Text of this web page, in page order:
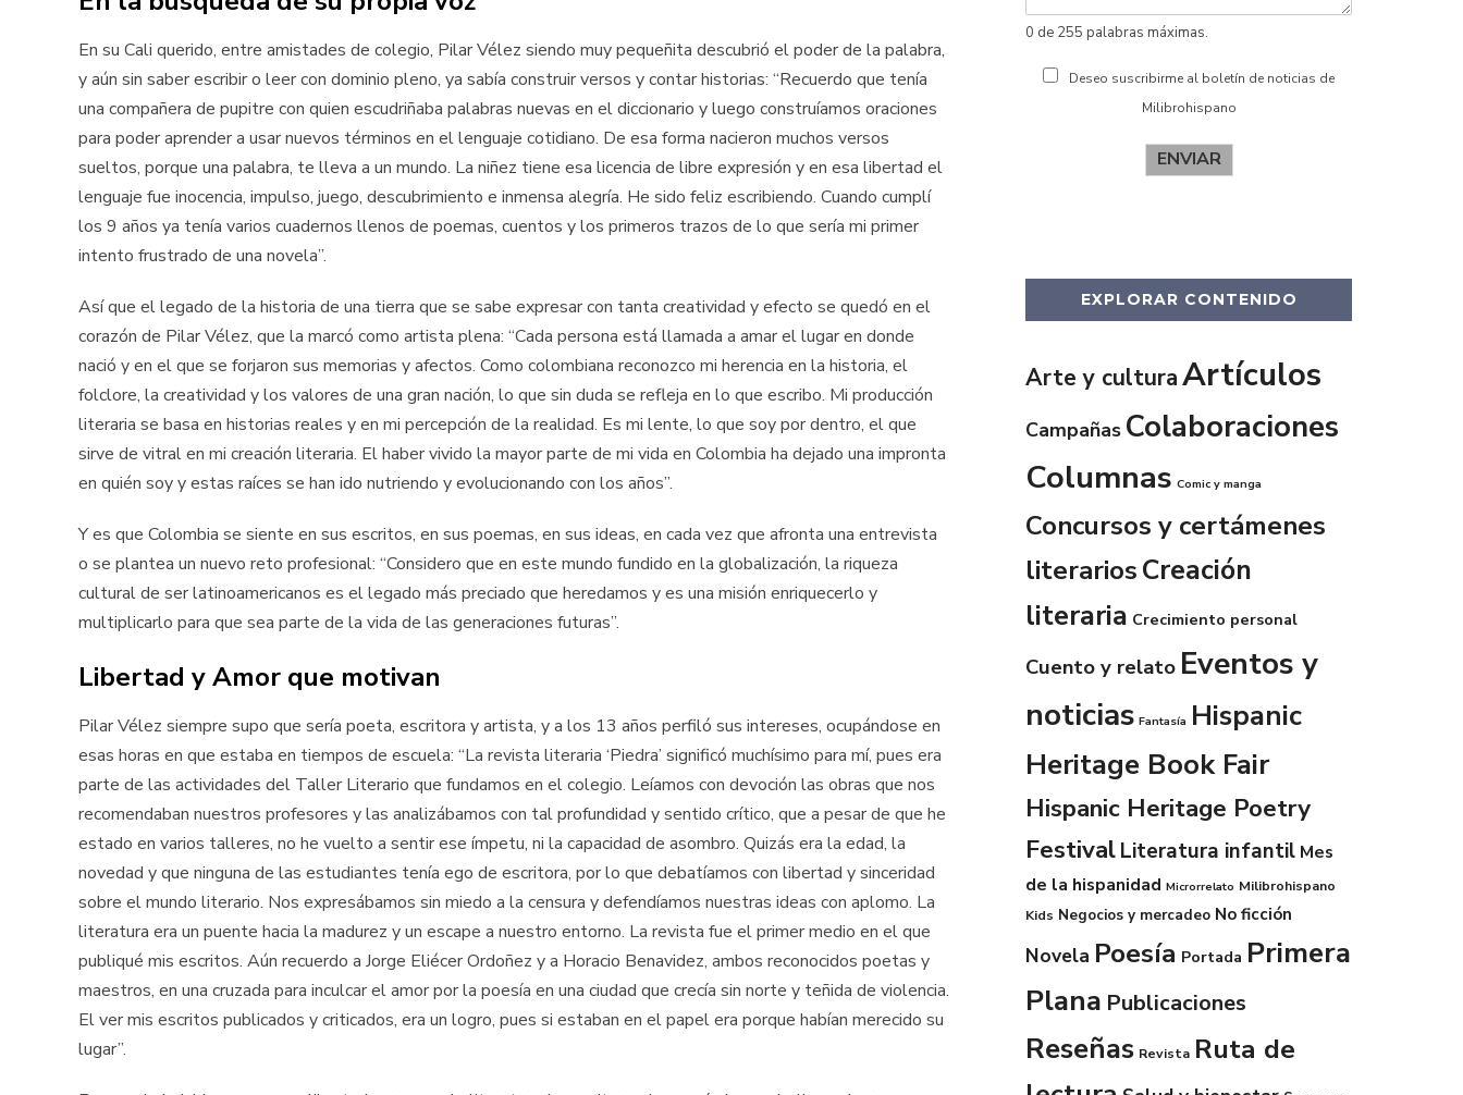
En su Cali querido, entre amistades de colegio, Pilar Vélez siendo muy pequeñita descubrió el poder de la palabra,
y aún sin saber escribir o leer con dominio pleno, ya sabía construir versos y contar historias: “Recuerdo que tenía
una compañera de pupitre con quien escudriñaba palabras nuevas en el diccionario y luego construíamos oraciones
para poder aprender a usar nuevos términos en el lenguaje cotidiano. De esa forma nacieron muchos versos
sueltos, porque una palabra, te lleva a un mundo. La niñez tiene esa licencia de libre expresión y en esa libertad el
lenguaje fue inocencia, impulso, juego, descubrimiento e inmensa alegría. He sido feliz escribiendo. Cuando cumplí
los 9 años ya tenía varios cuadernos llenos de poemas, cuentos y los primeros trazos de lo que sería mi primer
intento frustrado de una novela”.
Así que el legado de la historia de una tierra que se sabe expresar con tanta creatividad y efecto se quedó en el
corazón de Pilar Vélez, que la marcó como artista plena: “Cada persona está llamada a amar el lugar en donde
nació y en el que se forjaron sus memorias y afectos. Como colombiana reconozco mi herencia en la historia, el
folclore, la creatividad y los valores de una gran nación, lo que sin duda se refleja en lo que escribo. Mi producción
literaria se basa en historias reales y en mi percepción de la realidad. Es mi lente, lo que soy por dentro, el que
sirve de vitral en mi creación literaria. El haber vivido la mayor parte de mi vida en Colombia ha dejado una impronta
en quién soy y estas raíces se han ido nutriendo y evolucionando con los años”.
Y es que Colombia se siente en sus escritos, en sus poemas, en sus ideas, en cada vez que afronta una entrevista
o se plantea un nuevo reto profesional: “Considero que en este mundo fundido en la globalización, la riqueza
cultural de ser latinoamericanos es el legado más preciado que heredamos y es una misión enriquecerlo y
multiplicarlo para que sea parte de la vida de las generaciones futuras”.
Libertad y Amor que motivan
Pilar Vélez siempre supo que sería poeta, escritora y artista, y a los 13 años perfiló sus intereses, ocupándose en
esas horas en que estaba en tiempos de escuela: “La revista literaria ‘Piedra’ significó muchísimo para mí, pues era
parte de las actividades del Taller Literario que fundamos en el colegio. Leíamos con devoción las obras que nos
recomendaban nuestros profesores y las analizábamos con tal profundidad y sentido crítico, que a pesar de que he
estado en varios talleres, no he vuelto a sentir ese ímpetu, ni la capacidad de asombro. Quizás era la edad, la
novedad y que ninguna de las estudiantes tenía ego de escritora, por lo que debatíamos con libertad y sinceridad
sobre el mundo literario. Nos expresábamos sin miedo a la censura y defendíamos nuestras ideas con aplomo. La
literatura era un puente hacia la madurez y un escape a nuestro entorno. La revista fue el primer medio en el que
publiqué mis escritos. Aún recuerdo a Jorge Eliécer Ordoñez y a Horacio Benavidez, ambos reconocidos poetas y
maestros, en una cruzada para inculcar el amor por la poesía en una ciudad que crecía sin norte y teñida de violencia.
El ver mis escritos publicados y criticados, era un logro, pues si estaban en el papel era porque habían merecido su
lugar”.
0 de 255 palabras máximas.
Deseo suscribirme al boletín de noticias de
Milibrohispano
ENVIAR
EXPLORAR CONTENIDO
Arte y culturaArtículos
Campañas Colaboraciones
Columnas Comic y manga
Concursos y certámenes
literariosCreación
literaria Crecimiento personal
Cuento y relato Eventos y
noticias Fantasía Hispanic
Heritage Book Fair
Hispanic Heritage Poetry
FestivalLiteratura infantil Mes
de la hispanidad Microrrelato Milibrohispano
Kids Negocios y mercadeo No ficción
Novela Poesía Portada Primera
Plana Publicaciones
Reseñas Revista Ruta de